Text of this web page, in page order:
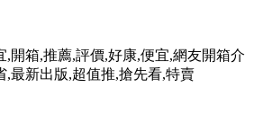
,開箱,推薦,評價,好康,便宜,網友開箱介
,最新出版,超值推,搶先看,特賣